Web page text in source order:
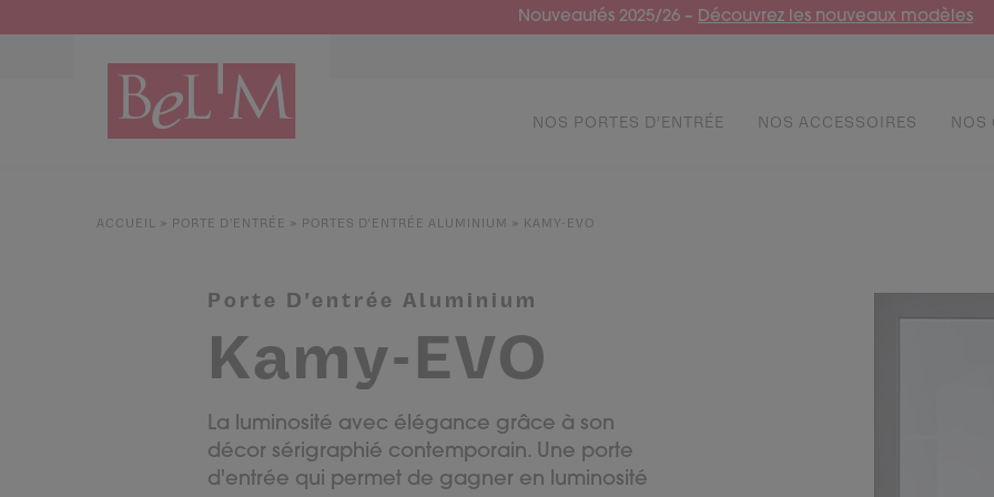
Nouveautés 2025/26 – Découvrez les nouveaux modèles
NOS PORTES D’ENTRÉE
PAR TYPE
Portes de service
Portes d’entrée grand trafic
PAR STYLE
Portes d’entrée classiques
Portes d’entrée vitrées
Portes d'entrée pleines
NOS ACCESSOIRES
PAR TYPE
NOS
S'INSPIRER ET CHOISIR
Idées d'aménagement
Une entrée sur mesure
Accueil connecté
Faire mon choix
RÉUSSIR MON PROJET
Normes & fiscalité
ACCUEIL » PORTE D’ENTRÉE » PORTES D'ENTRÉE ALUMINIUM » KAMY-EVO
Porte D'entrée Aluminium
Kamy-EVO
La luminosité avec élégance grâce à son
décor sérigraphié contemporain. Une porte
d'entrée qui permet de gagner en luminosité